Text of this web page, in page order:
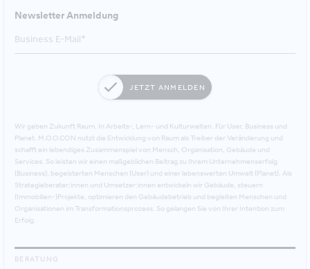
Newsletter Anmeldung
JETZT ANMELDEN
Wir geben Zukunft Raum. In Arbeits-, Lern- und Kulturwelten. Für User, Business und
Planet. M.O.O.CON nutzt die Entwicklung von Raum als Treiber der Veränderung und
schafft ein lebendiges Zusammenspiel von Mensch, Organisation, Gebäude und
Services. So leisten wir einen maßgeblichen Beitrag zu Ihrem Unternehmenserfolg
(Business), begeisterten Menschen (User) und einer lebenswerten Umwelt (Planet). Als
Strategieberater:innen und Umsetzer:innen entwickeln wir Gebäude, steuern
(Immobilien-)Projekte, optimieren den Gebäudebetrieb und begleiten Menschen und
Organisationen im Transformationsprozess. So gelangen Sie von Ihrer Intention zum
Erfolg.
BERATUNG